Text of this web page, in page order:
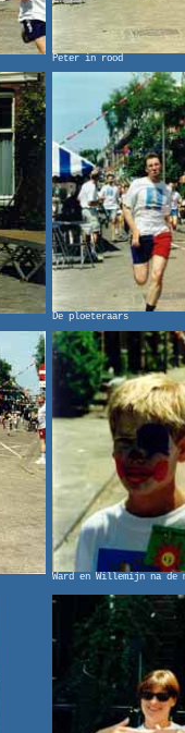
Peter in rood
De ploeteraars
Ward en Willemijn na de